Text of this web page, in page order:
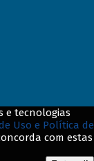
e tecnologias
Uso e Política de
com estas